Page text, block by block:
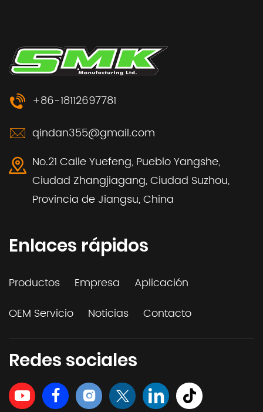
+86-18112697781
qindan355@gmail.com
No.21 Calle Yuefeng, Pueblo Yangshe,
Ciudad Zhangjiagang, Ciudad Suzhou,
Provincia de Jiangsu, China
Enlaces rápidos
Productos Empresa
Aplicación
OEM Servicio
Noticias Contacto
Redes sociales